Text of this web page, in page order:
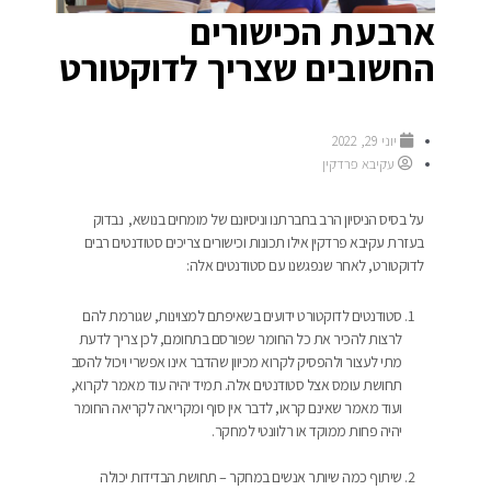
ארבעת הכישורים
החשובים שצריך לדוקטורט
יוני 29, 2022
עקיבא פרדקין
על בסיס הניסיון הרב בחברתנו וניסיונם של מומחים בנושא, נבדוק
בעזרת עקיבא פרדקין אילו תכונות וכישורים צריכים סטודנטים רבים
לדוקטורט, לאחר שנפגשנו עם סטודנטים אלה:
סטודנטים לדוקטורט ידועים בשאיפתם למצוינות, שגורמת להם
לרצות להכיר את כל החומר שפורסם בתחומם, לכן צריך לדעת
מתי לעצור ולהפסיק לקרוא מכיוון שהדבר אינו אפשרי ויכול להסב
תחושת עומס אצל סטודנטים אלה. תמיד יהיה עוד מאמר לקרוא,
ועוד מאמר שאינם קראו, לדבר אין סוף ומקריאה לקריאה החומר
יהיה פחות ממוקד או רלוונטי למחקר.
שיתוף כמה שיותר אנשים במחקר – תחושת הבדידות יכולה